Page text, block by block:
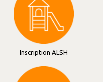
Inscription ALSH